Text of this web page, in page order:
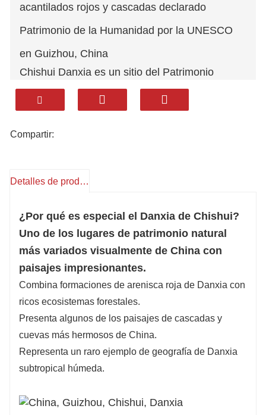
acantilados rojos y cascadas declarado
Patrimonio de la Humanidad por la UNESCO
en Guizhou, China
Chishui Danxia es un sitio del Patrimonio
Mundial Natural de la UNESCO ubicado en la
ciudad de Chishui, provincia de Guizhou,
más singulares del mundo, conocido por sus
cuevas.
roca roja con vegetación exuberante y
abundantes sistemas de agua, creando un raro
'ecosistema Danxia vivo'.
Es uno de los principales destinos naturales del
suroeste de China para senderismo, fotografía
y turismo ecológico.
Nos especializamos en viajes personalizados:
combine Chishui con otros lugares escénicos
de nivel 5A en varias provincias, adaptados a
su ritmo. Saboree los sabores locales: la
tiernos brotes de bambú estofados y el suave
Compartir:
Detalles de producto
¿Por qué es especial el Danxia de Chishui?
Uno de los lugares de patrimonio natural
más variados visualmente de China con
paisajes impresionantes.
Combina formaciones de arenisca roja de Danxia con
ricos ecosistemas forestales.
Presenta algunos de los paisajes de cascadas y
cuevas más hermosos de China.
Representa un raro ejemplo de geografía de Danxia
subtropical húmeda.